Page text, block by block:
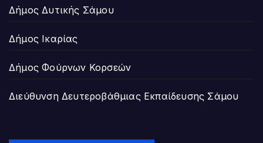
Δήμος Δυτικής Σάμου
Δήμος Ικαρίας
Δήμος Φούρνων Κορσεών
Διεύθυνση Δευτεροβάθμιας Εκπαίδευσης Σάμου